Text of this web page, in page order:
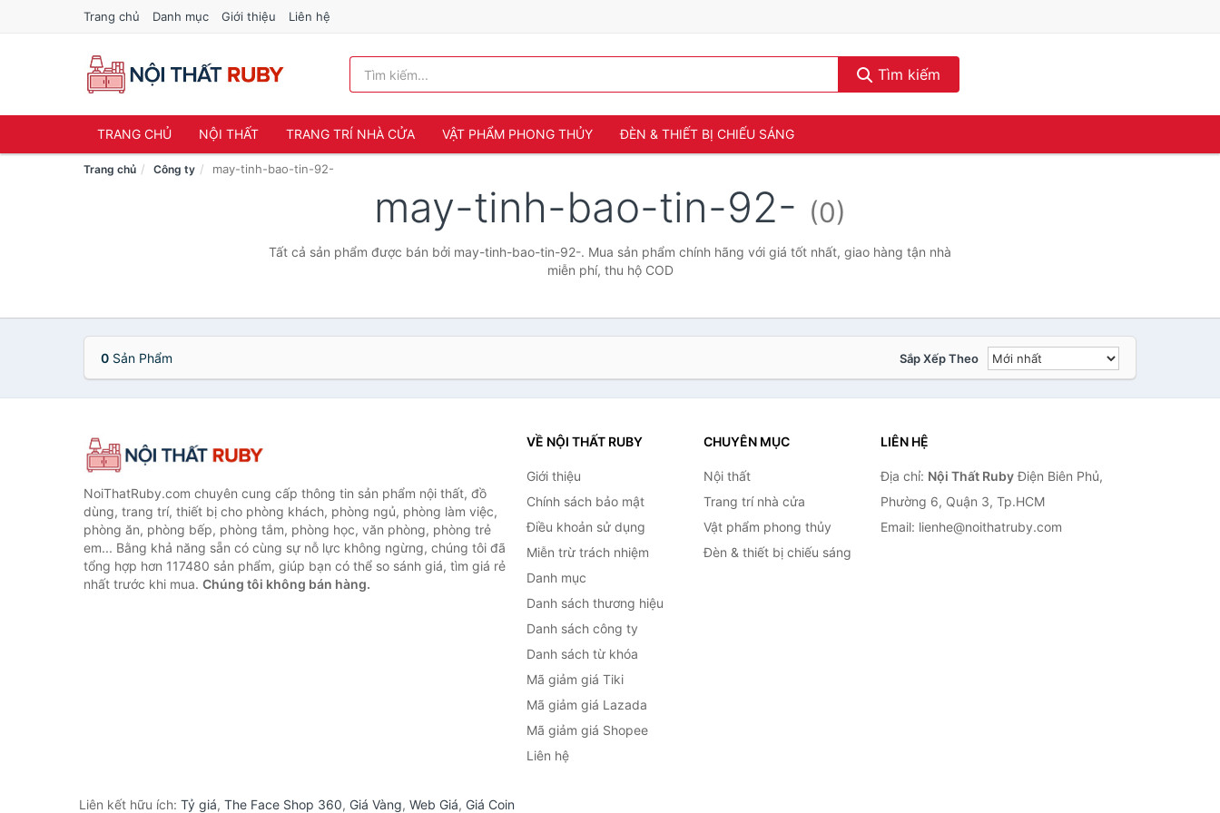
Trang chủ Danh mục Giới thiệu Liên hệ
Tìm kiếm
TRANG CHỦ NỘI THẤT TRANG TRÍ NHÀ CỬA VẬT PHẨM PHONG THỦY ĐÈN & THIẾT BỊ CHIẾU SÁNG
Trang chủ Công ty may-tinh-bao-tin-92-
may-tinh-bao-tin-92- (0)
Tất cả sản phẩm được bán bởi may-tinh-bao-tin-92-. Mua sản phẩm chính hãng với giá tốt nhất, giao hàng tận nhà
miễn phí, thu hộ COD
0 Sản Phẩm Sắp Xếp Theo
NoiThatRuby.com chuyên cung cấp thông tin sản phẩm nội thất, đồ
dùng, trang trí, thiết bị cho phòng khách, phòng ngủ, phòng làm việc,
phòng ăn, phòng bếp, phòng tắm, phòng học, văn phòng, phòng trẻ
em... Bằng khả năng sẵn có cùng sự nỗ lực không ngừng, chúng tôi đã
tổng hợp hơn 117480 sản phẩm, giúp bạn có thể so sánh giá, tìm giá rẻ
nhất trước khi mua. Chúng tôi không bán hàng.
VỀ NỘI THẤT RUBY
Giới thiệu
Chính sách bảo mật
Điều khoản sử dụng
Miễn trừ trách nhiệm
Danh mục
Danh sách thương hiệu
Danh sách công ty
Danh sách từ khóa
Mã giảm giá Tiki
Mã giảm giá Lazada
Mã giảm giá Shopee
Liên hệ
CHUYÊN MỤC
Nội thất
Trang trí nhà cửa
Vật phẩm phong thủy
Đèn & thiết bị chiếu sáng
LIÊN HỆ
Địa chỉ: Nội Thất RubyĐiện Biên Phủ,
Phường 6, Quận 3, Tp.HCM
Email: lienhe@noithatruby.com
Liên kết hữu ích: Tỷ giá, The Face Shop 360, Giá Vàng, Web Giá, Giá Coin